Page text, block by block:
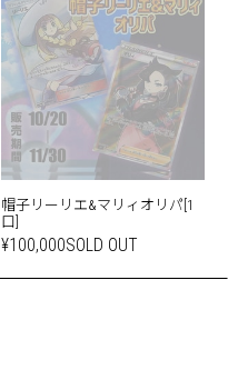
帽子リーリエ&マリィオリパ[1
口]
¥100,000SOLD OUT